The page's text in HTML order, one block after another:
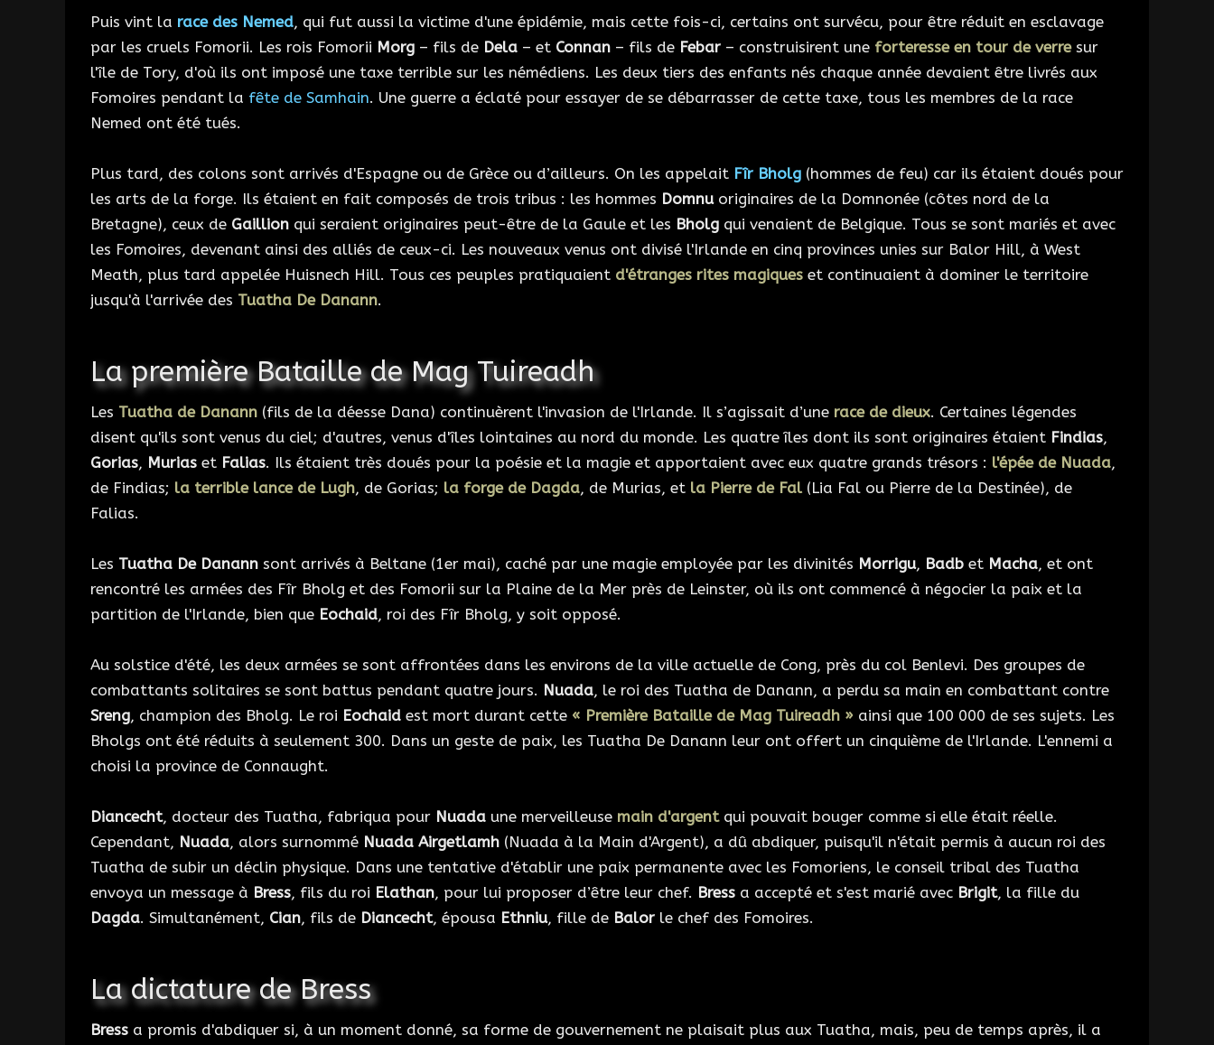
Puis vint la race des Nemed, qui fut aussi la victime d'une épidémie, mais cette fois-ci, certains ont survécu, pour être réduit en esclavage
par les cruels Fomorii. Les rois Fomorii Morg – fils de Dela – et Connan – fils de Febar – construisirent une forteresse en tour de verresur
l'île de Tory, d'où ils ont imposé une taxe terrible sur les némédiens. Les deux tiers des enfants nés chaque année devaient être livrés aux
Fomoires pendant la fête de Samhain. Une guerre a éclaté pour essayer de se débarrasser de cette taxe, tous les membres de la race
Nemed ont été tués.
Plus tard, des colons sont arrivés d'Espagne ou de Grèce ou d’ailleurs. On les appelait Fîr Bholg (hommes de feu) car ils étaient doués pour
les arts de la forge. Ils étaient en fait composés de trois tribus : les hommes Domnuoriginaires de la Domnonée (côtes nord de la
Bretagne), ceux de Gaillion qui seraient originaires peut-être de la Gaule et les Bholg qui venaient de Belgique. Tous se sont mariés et avec
les Fomoires, devenant ainsi des alliés de ceux-ci. Les nouveaux venus ont divisé l'Irlande en cinq provinces unies sur Balor Hill, à West
Meath, plus tard appelée Huisnech Hill. Tous ces peuples pratiquaient d'étranges rites magiques et continuaient à dominer le territoire
jusqu'à l'arrivée des Tuatha De Danann.
La première Bataille de Mag Tuireadh
Les Tuatha de Danann (fils de la déesse Dana) continuèrent l'invasion de l'Irlande. Il s’agissait d’une race de dieux. Certaines légendes
disent qu'ils sont venus du ciel; d'autres, venus d'îles lointaines au nord du monde. Les quatre îles dont ils sont originaires étaient Findias,
Gorias, Murias et Falias. Ils étaient très doués pour la poésie et la magie et apportaient avec eux quatre grands trésors : l'épée de Nuada,
de Findias; la terrible lance de Lugh, de Gorias; la forge de Dagda, de Murias, et la Pierre de Fal(Lia Fal ou Pierre de la Destinée), de
Falias.
Les Tuatha De Danann sont arrivés à Beltane (1er mai), caché par une magie employée par les divinités Morrigu, Badb et Macha, et ont
rencontré les armées des Fîr Bholg et des Fomorii sur la Plaine de la Mer près de Leinster, où ils ont commencé à négocier la paix et la
partition de l'Irlande, bien que Eochaid, roi des Fîr Bholg, y soit opposé.
Au solstice d'été, les deux armées se sont affrontées dans les environs de la ville actuelle de Cong, près du col Benlevi. Des groupes de
combattants solitaires se sont battus pendant quatre jours. Nuada, le roi des Tuatha de Danann, a perdu sa main en combattant contre
Sreng, champion des Bholg. Le roi Eochaid est mort durant cette « Première Bataille de Mag Tuireadh » ainsi que 100 000 de ses sujets. Les
Bholgs ont été réduits à seulement 300. Dans un geste de paix, les Tuatha De Danann leur ont offert un cinquième de l'Irlande. L'ennemi a
choisi la province de Connaught.
Diancecht, docteur des Tuatha, fabriqua pour Nuada une merveilleuse main d'argentqui pouvait bouger comme si elle était réelle.
Cependant, Nuada, alors surnommé Nuada Airgetlamh (Nuada à la Main d'Argent), a dû abdiquer, puisqu'il n'était permis à aucun roi des
Tuatha de subir un déclin physique. Dans une tentative d'établir une paix permanente avec les Fomoriens, le conseil tribal des Tuatha
envoya un message à Bress, fils du roi Elathan, pour lui proposer d’être leur chef. Bress a accepté et s'est marié avec Brigit, la fille du
Dagda. Simultanément, Cian, fils de Diancecht, épousa Ethniu, fille de Balor le chef des Fomoires.
La dictature de Bress
Bress a promis d'abdiquer si, à un moment donné, sa forme de gouvernement ne plaisait plus aux Tuatha, mais, peu de temps après, il a